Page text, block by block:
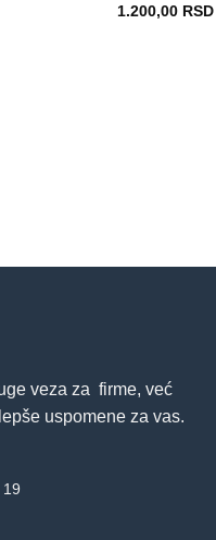
Ocenjeno
1.200,00 RSD
veza za firme, već
uspomene za vas.